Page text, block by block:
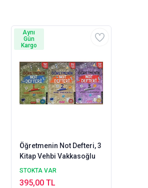
Öğretmenin Not Defteri, 3
Kitap Vehbi Vakkasoğlu
STOKTA VAR
395,00 TL
Aynı
Gün
Kargo